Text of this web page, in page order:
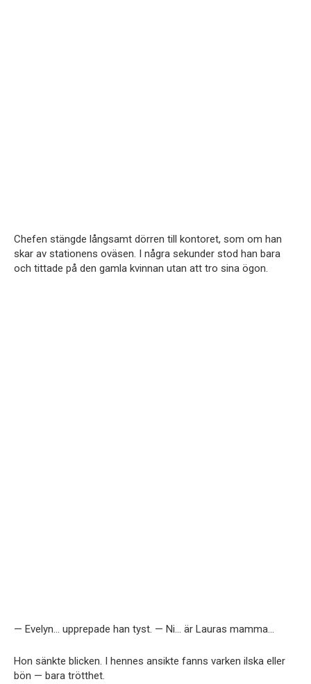
Chefen stängde långsamt dörren till kontoret, som om han
skar av stationens oväsen. I några sekunder stod han bara
och tittade på den gamla kvinnan utan att tro sina ögon.
— Evelyn… upprepade han tyst. — Ni… är Lauras mamma…
Hon sänkte blicken. I hennes ansikte fanns varken ilska eller
bön — bara trötthet.